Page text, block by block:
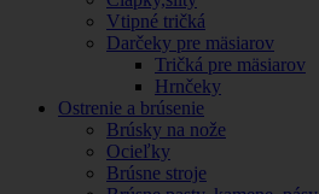
Vtipné tričká
Darčeky pre mäsiarov
Tričká pre mäsiarov
Hrnčeky
Ostrenie a brúsenie
Brúsky na nože
Ocieľky
Brúsne stroje